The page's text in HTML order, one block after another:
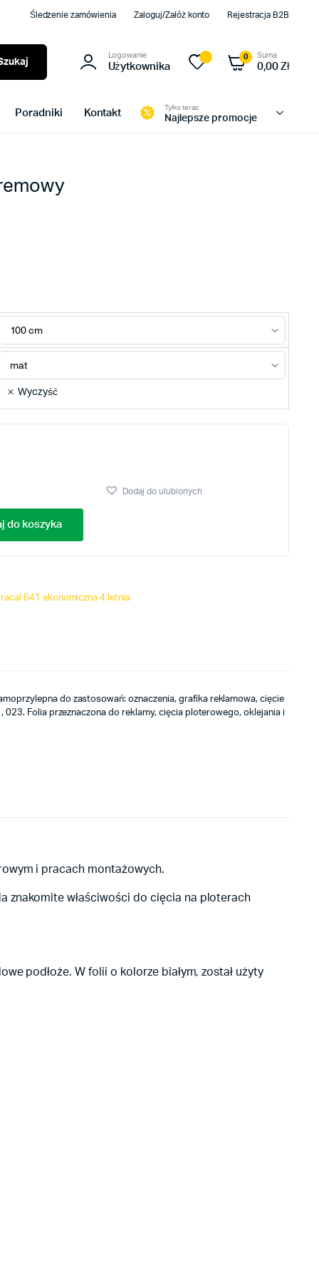
Śledzenie zamówienia Zaloguj/Załóż konto Rejestracja B2B
Logowanie
Użytkownika
0 Suma
0,00Zł
Poradniki Kontakt
Tylko teraz
Najlepsze promocje
Wyczyść
do koszyka
Dodaj do ulubionych
641 ekonomiczna 4 letnia
do zastosowań: oznaczenia, grafika reklamowa, cięcie
Folia przeznaczona do reklamy, cięcia ploterowego, oklejania i
i pracach montażowych.
znakomite właściwości do cięcia na ploterach
podłoże. W folii o kolorze białym, został użyty